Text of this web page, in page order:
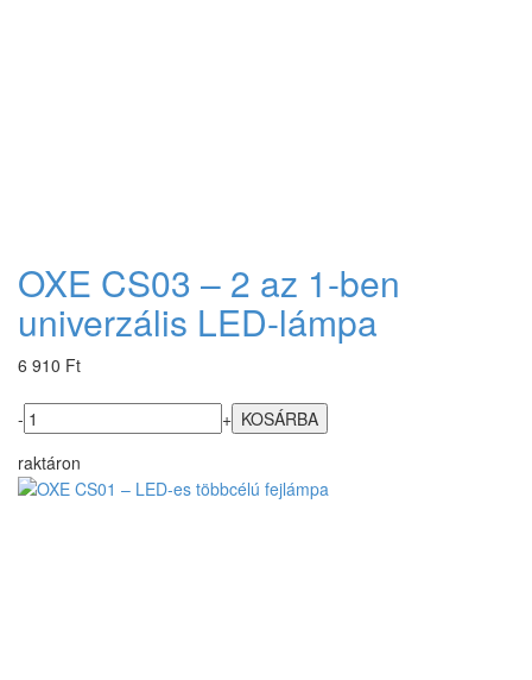
OXE CS03 – 2 az 1-ben
univerzális LED-lámpa
6 910 Ft
-
+
raktáron